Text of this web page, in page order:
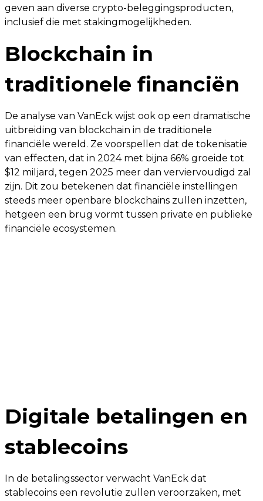
geven aan diverse crypto-beleggingsproducten,
inclusief die met stakingmogelijkheden.
Blockchain in
traditionele financiën
De analyse van VanEck wijst ook op een dramatische
uitbreiding van blockchain in de traditionele
financiële wereld. Ze voorspellen dat de tokenisatie
van effecten, dat in 2024 met bijna 66% groeide tot
$12 miljard, tegen 2025 meer dan verviervoudigd zal
zijn. Dit zou betekenen dat financiële instellingen
steeds meer openbare blockchains zullen inzetten,
hetgeen een brug vormt tussen private en publieke
financiële ecosystemen.
Digitale betalingen en
stablecoins
In de betalingssector verwacht VanEck dat
stablecoins een revolutie zullen veroorzaken, met